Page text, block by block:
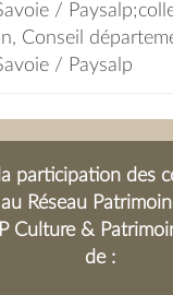
/
Conseil
/ Paysalp
participation des
Réseau
Culture &
de :